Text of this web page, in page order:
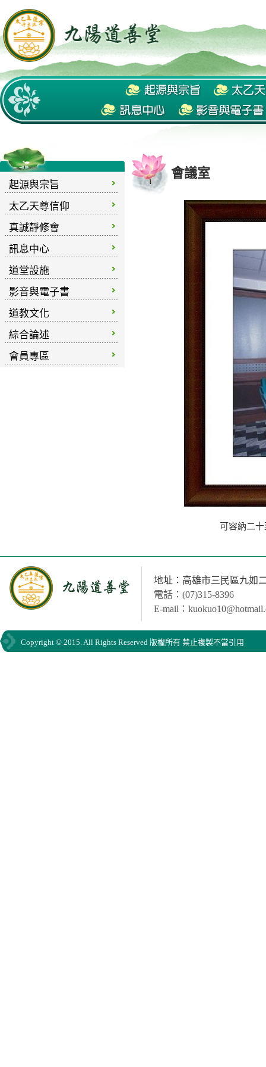
起源與宗旨
太乙天尊信仰
真誠靜修會
訊息中心
道堂設施
影音與電子書
道教文化
綜合論述
會員專區
會議室
可容納二
地址：高雄市三民區九如
電話：(07)315-8396
E-mail：
Copyright © 2015. All Rights Reserved 版權所有 禁止複製不當引用